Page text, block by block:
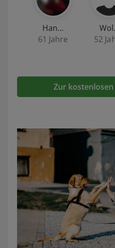
Han…
61 Jahre
52
Zur